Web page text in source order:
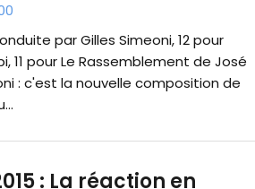
par Gilles Simeoni, 12 pour
11 pour Le Rassemblement de José
: c'est la nouvelle composition de
: La réaction en